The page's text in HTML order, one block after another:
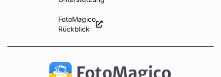
FotoMagico
Rückblick